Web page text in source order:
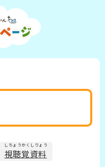
視聴覚資料
しちょうかくしりょう